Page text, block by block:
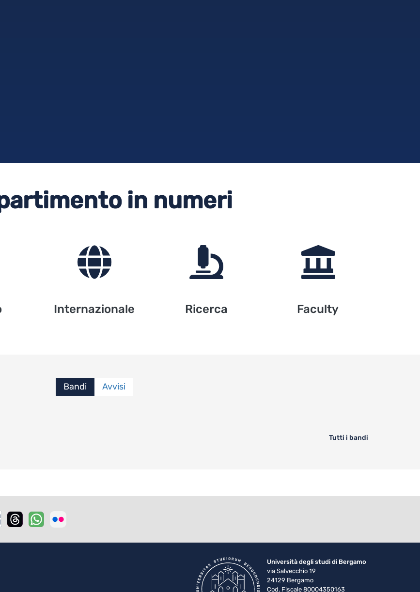
in numeri
Internazionale Ricerca Faculty
Bandi Avvisi
Tutti i bandi
Università degli studi di Bergamo
via Salvecchio 19
24129 Bergamo
Cod. Fiscale 80004350163